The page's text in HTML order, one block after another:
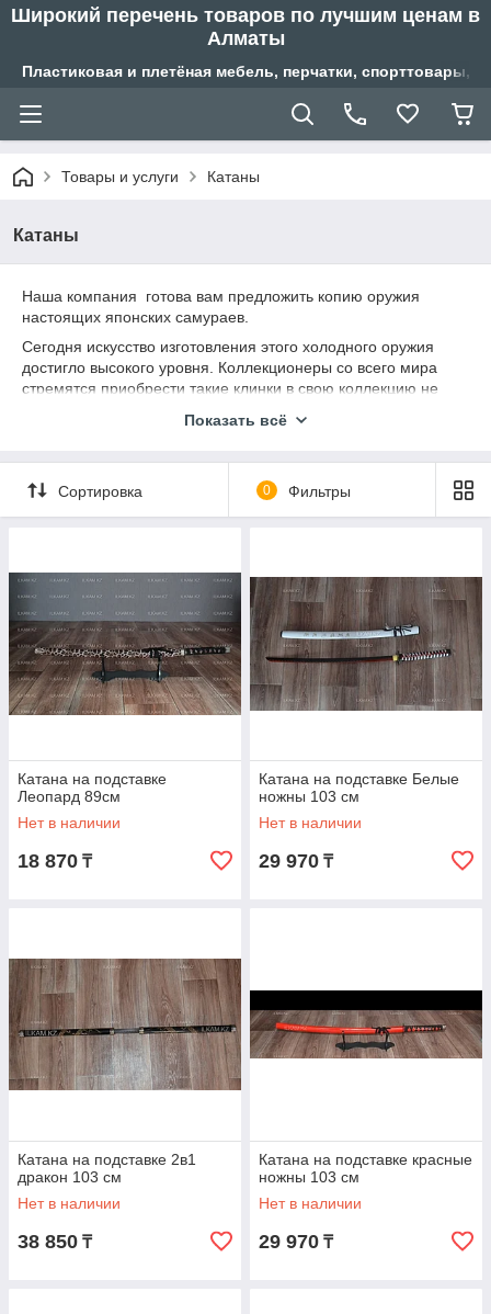
Широкий перечень товаров по лучшим ценам в
Алматы
Пластиковая и плетёная мебель, перчатки,
Товары и услуги Катаны
Катаны
Наша компания готова вам предложить копию оружия
настоящих японских самураев.
Сегодня искусство изготовления этого холодного оружия
достигло высокого уровня. Коллекционеры со всего мира
стремятся приобрести такие клинки в свою коллекцию не
оригинальное и роскошное исполнение.
Показать всё
Сортировка 0 Фильтры
Катана на подставке
Леопард 89см
Нет в наличии
18 870 ₸
Катана на подставке Белые
ножны 103 см
Нет в наличии
29 970 ₸
Катана на подставке 2в1
дракон 103 см
Нет в наличии
38 850 ₸
Катана на подставке красные
ножны 103 см
Нет в наличии
29 970 ₸